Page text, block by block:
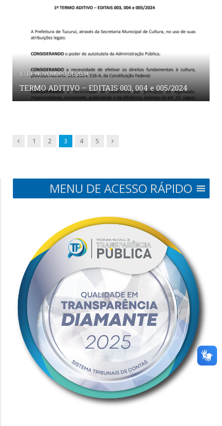
13 DE NOVEMBRO DE 2024
TERMO ADITIVO – EDITAIS 003, 004 e 005/2024
Anterior
1 2 3 4 5 Próxima
MENU DE ACESSO RÁPIDO